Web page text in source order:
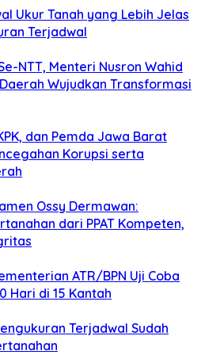
Ukur Tanah yang Lebih Jelas
Terjadwal
NTT, Menteri Nusron Wahid
Wujudkan Transformasi
dan Pemda Jawa Barat
Korupsi serta
Ossy Dermawan:
dari PPAT Kompeten,
ATR/BPN Uji Coba
Hari di 15 Kantah
Terjadwal Sudah